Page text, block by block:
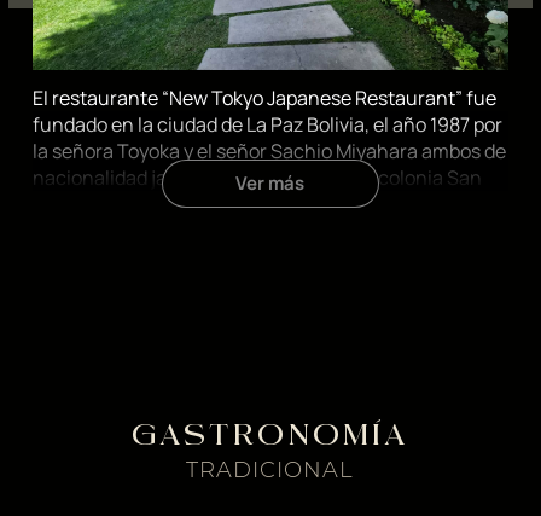
El restaurante “New Tokyo Japanese Restaurant” fue
fundado en la ciudad de La Paz Bolivia, el año 1987 por
la señora Toyoka y el señor Sachio Miyahara ambos de
nacionalidad japonesa residentes de la colonia San
Juan de Yapacani Santa Cruz Bolivia.
Ver más
GASTRONOMÍA
TRADICIONAL